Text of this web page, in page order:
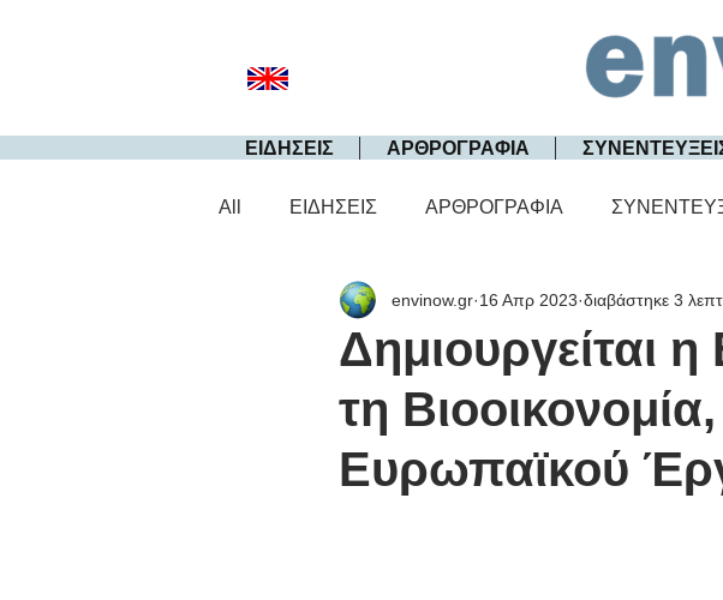
ΕΙΔΗΣΕΙΣ ΑΡΘΡΟΓΡΑΦΙΑ
All ΕΙΔΗΣΕΙΣ ΑΡΘΡΟΓΡΑΦΙΑ
Δημιουργείται η
τη
Ευρωπαϊκού
envinow.gr 16 Απρ 2023 διαβάστηκε 3